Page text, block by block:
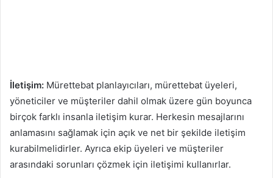
İletişim: Mürettebat planlayıcıları, mürettebat üyeleri,
yöneticiler ve müşteriler dahil olmak üzere gün boyunca
birçok farklı insanla iletişim kurar. Herkesin mesajlarını
anlamasını sağlamak için açık ve net bir şekilde iletişim
kurabilmelidirler. Ayrıca ekip üyeleri ve müşteriler
arasındaki sorunları çözmek için iletişimi kullanırlar.